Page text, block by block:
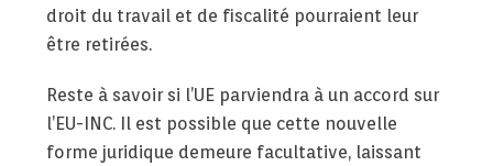
droit du travail et de fiscalité pourraient leur
être retirées.
Reste à savoir si l’UE parviendra à un accord sur
l’EU-INC. Il est possible que cette nouvelle
forme juridique demeure facultative, laissant